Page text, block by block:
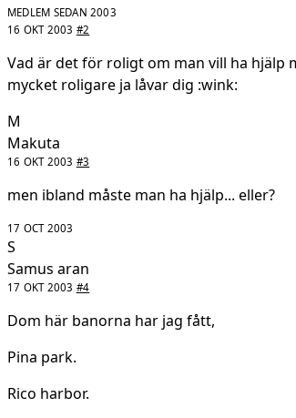
MEDLEM SEDAN 2003
16 OKT 2003 #2
Vad är det för roligt om man vill ha hjälp
mycket roligare ja låvar dig :wink:
M
Makuta
16 OKT 2003 #3
men ibland måste man ha hjälp... eller?
17 OCT 2003
S
Samus aran
17 OKT 2003 #4
Dom här banorna har jag fått,
Pina park.
Rico harbor.